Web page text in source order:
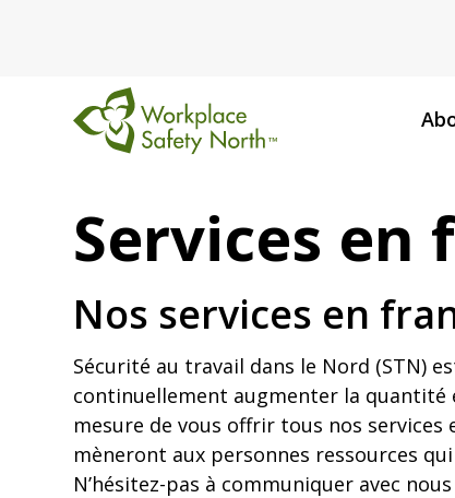
North
Services en
Nos services en
Sécurité au travail dans le Nord (STN)
continuellement augmenter la quantité
mesure de vous offrir tous nos
mèneront aux personnes ressources
N’hésitez-pas à communiquer avec